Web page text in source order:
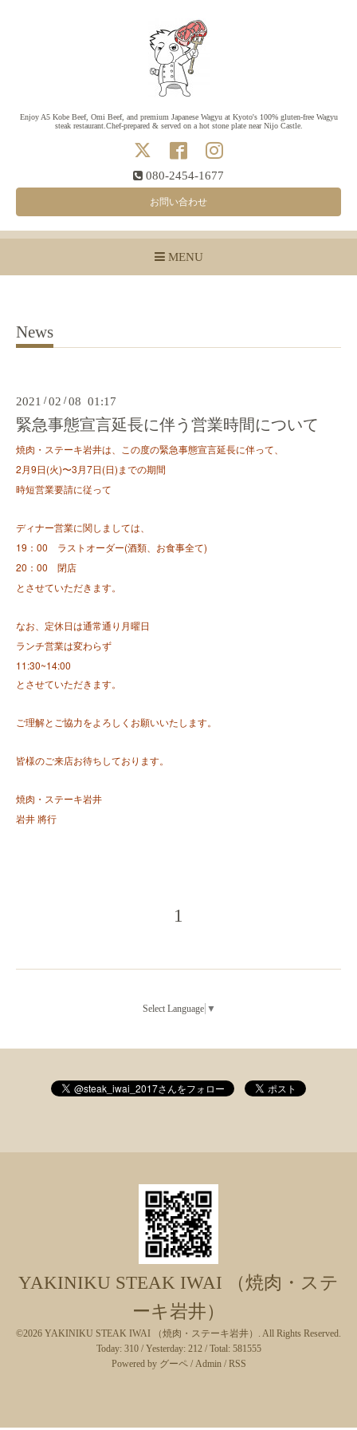
Enjoy A5 Kobe Beef, Omi Beef, and premium Japanese Wagyu at Kyoto's 100% gluten-free Wagyu
steak restaurant.Chef-prepared & served on a hot stone plate near Nijo Castle.
080-2454-1677
お問い合わせ
MENU
News
2021 /02 /08 01:17
緊急事態宣言延長に伴う営業時間について
焼肉・ステーキ岩井は、この度の緊急事態宣言延長に伴って、
2月9日(火)〜3月7日(日)までの期間
時短営業要請に従って
ディナー営業に関しましては、
19：00 ラストオーダー(酒類、お食事全て)
20：00 閉店
とさせていただきます。
なお、定休日は通常通り月曜日
ランチ営業は変わらず
11:30~14:00
とさせていただきます。
ご理解とご協力をよろしくお願いいたします。
皆様のご来店お待ちしております。
焼肉・ステーキ岩井
岩井 將行
1
Select Language ▼
YAKINIKU STEAK IWAI （焼肉・ステ
ーキ岩井）
©2026 YAKINIKU STEAK IWAI （焼肉・ステーキ岩井） . All Rights Reserved.
Today: 310/ Yesterday: 212/ Total: 581555
Powered by グーペ/ Admin / RSS